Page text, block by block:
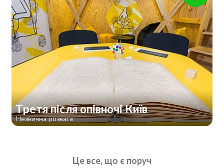
Третя після опівночі Київ
Незвична розвага
Це все, що є поруч